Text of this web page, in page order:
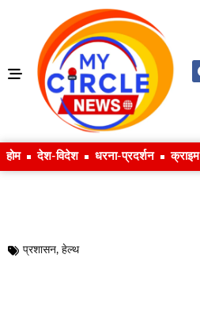
होम देश-विदेश धरना-प्रदर्शन क्राइम
प्रशासन, हेल्थ